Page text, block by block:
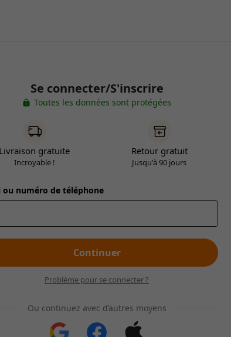
Se connecter/S'inscrire
Toutes les données sont protégées
Livraison gratuite
Incroyable !
Retour gratuit
Jusqu'à 90 jours
ou numéro de téléphone
Continuer
Problème pour se connecter ?
Ou continuez avec d’autres moyens